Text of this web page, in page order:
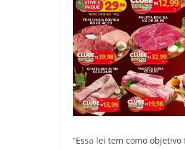
“Essa lei tem como